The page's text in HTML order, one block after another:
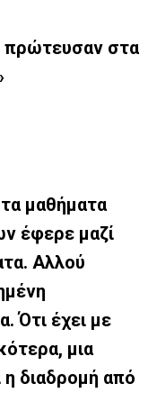
πρώτευσαν στα
μαθήματα
έφερε μαζί
Αλλού
Ότι έχει με
μια
η διαδρομή από